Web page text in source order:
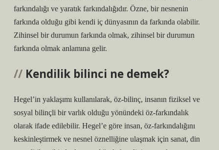
farkındalığı ve yaratık farkındalığıdır. Özne, bir nesnenin
farkında olduğu gibi kendi iç dünyasının da farkında olabilir.
Zihinsel bir durumun farkında olmak, zihinsel bir durumun
farkında olmak anlamına gelir.
Kendilik bilinci ne demek?
Hegel’in yaklaşımı kullanılarak, öz-bilinç, insanın fiziksel ve
sosyal bilinçli bir varlık olduğu yönündeki öz-farkındalık
olarak ifade edilebilir. Hegel’e göre insan, öz-farkındalığını
keskinleştirmek ve nesnel öznelliğine ulaşmak için sanat, din